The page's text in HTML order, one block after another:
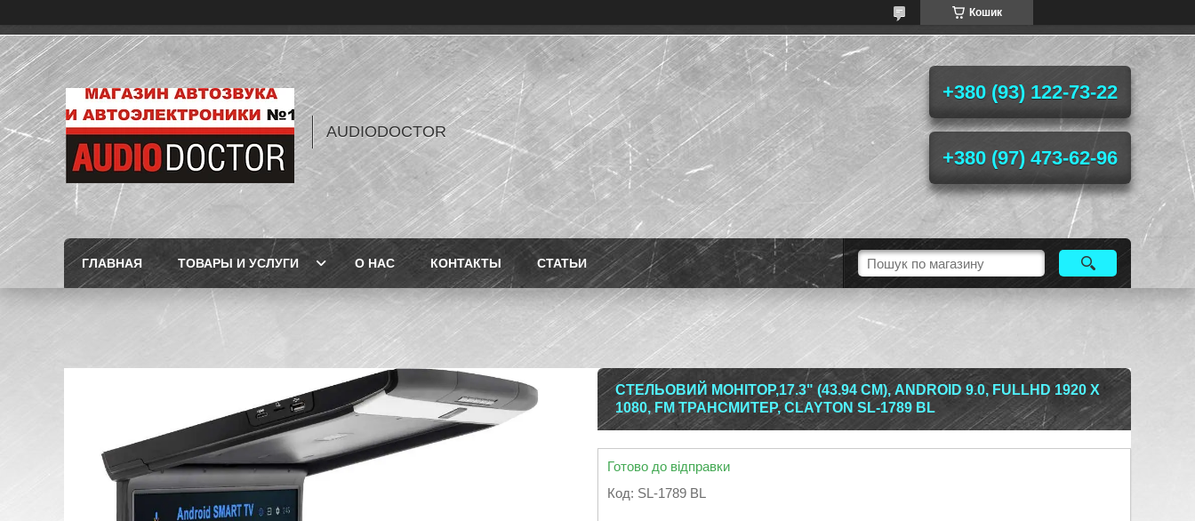
Кошик
AUDIODOCTOR
+380 (93) 122-73-22
+380 (97) 473-62-96
ГЛАВНАЯ ТОВАРЫ И УСЛУГИ О НАС КОНТАКТЫ СТАТЬИ
СТЕЛЬОВИЙ МОНІТОР,17.3" (43.94 СМ), ANDROID 9.0, FULLHD 1920 Х
1080, FM ТРАНСМИТЕР, CLAYTON SL-1789 BL
Готово до відправки
Код: SL-1789 BL